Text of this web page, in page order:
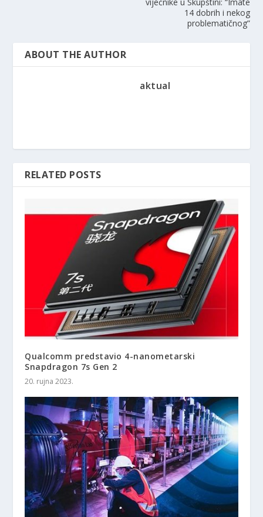
vijećnike u Skupštini: “Imate
14 dobrih i nekog
problematičnog”
ABOUT THE AUTHOR
aktual
RELATED POSTS
Qualcomm predstavio 4-nanometarski
Snapdragon 7s Gen 2
20. rujna 2023.